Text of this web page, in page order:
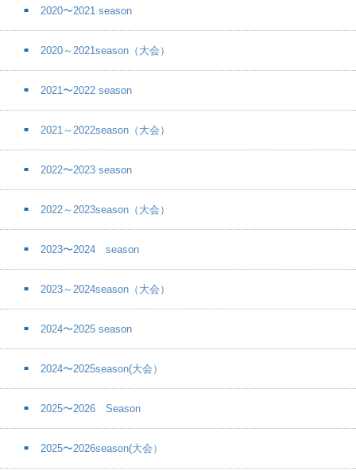
2020〜2021 season
2020～2021season（大会）
2021〜2022 season
2021～2022season（大会）
2022〜2023 season
2022～2023season（大会）
2023〜2024 season
2023～2024season（大会）
2024〜2025 season
2024〜2025season(大会）
2025〜2026 Season
2025〜2026season(大会）